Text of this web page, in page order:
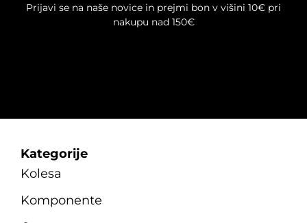
Prijavi se na naše novice in prejmi bon v višini 10€ pri
nakupu nad 150€
Kategorije
Kolesa
Komponente